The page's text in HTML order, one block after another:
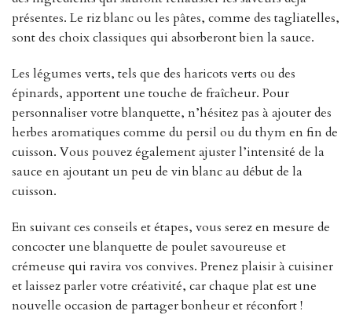
présentes. Le riz blanc ou les pâtes, comme des tagliatelles,
sont des choix classiques qui absorberont bien la sauce.
Les légumes verts, tels que des haricots verts ou des
épinards, apportent une touche de fraîcheur. Pour
personnaliser votre blanquette, n’hésitez pas à ajouter des
herbes aromatiques comme du persil ou du thym en fin de
cuisson. Vous pouvez également ajuster l’intensité de la
sauce en ajoutant un peu de vin blanc au début de la
cuisson.
En suivant ces conseils et étapes, vous serez en mesure de
concocter une blanquette de poulet savoureuse et
crémeuse qui ravira vos convives. Prenez plaisir à cuisiner
et laissez parler votre créativité, car chaque plat est une
nouvelle occasion de partager bonheur et réconfort !